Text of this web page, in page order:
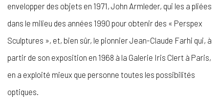
envelopper des objets en 1971, John Armleder, qui les a pliées
dans le milieu des années 1990 pour obtenir des « Perspex
Sculptures », et, bien sûr, le pionnier Jean-Claude Farhi qui, à
partir de son exposition en 1968 à la Galerie Iris Clert à Paris,
en a exploité mieux que personne toutes les possibilités
optiques.